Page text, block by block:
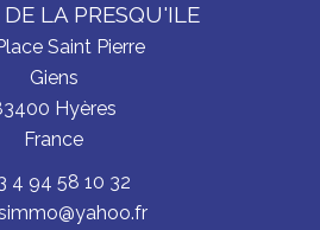
LA PRESQU'ILE
Saint Pierre
Giens
Hyères
France
4 94 58 10 32